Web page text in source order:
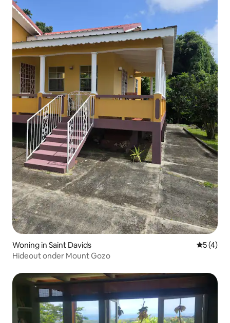
Woning in Saint Davids
5 (4)
Hideout onder Mount Gozo